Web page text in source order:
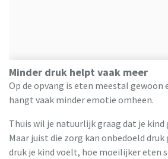
Minder druk helpt vaak meer
Op de opvang is eten meestal gewoon
hangt vaak minder emotie omheen.
Thuis wil je natuurlijk graag dat je kind
Maar juist die zorg kan onbedoeld druk
druk je kind voelt, hoe moeilijker eten